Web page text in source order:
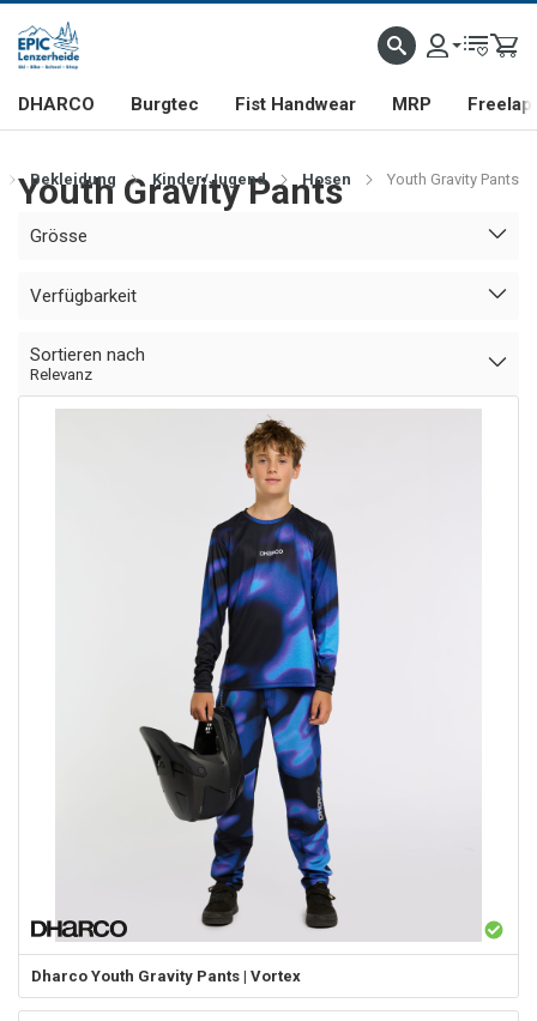
DHARCO Burgtec Fist Handwear MRP Freelap
Bekleidung Kinder/Jugend Hosen Youth Gravity Pants
Youth Gravity Pants
Grösse
Verfügbarkeit
Sortieren nach
Relevanz
Dharco Youth Gravity Pants | Vortex